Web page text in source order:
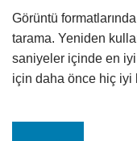
Görüntü
tarama. Yeniden
saniyeler içinde en
için daha önce hiç iyi